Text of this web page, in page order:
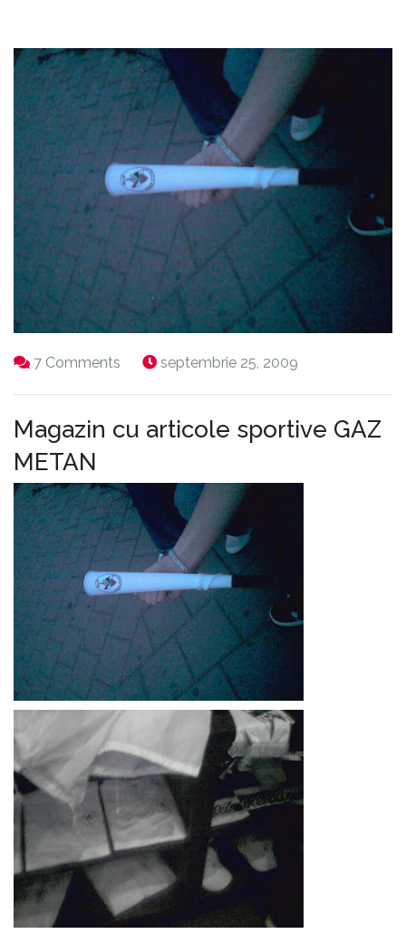
7 Comments septembrie 25, 2009
Magazin cu articole sportive GAZ
METAN